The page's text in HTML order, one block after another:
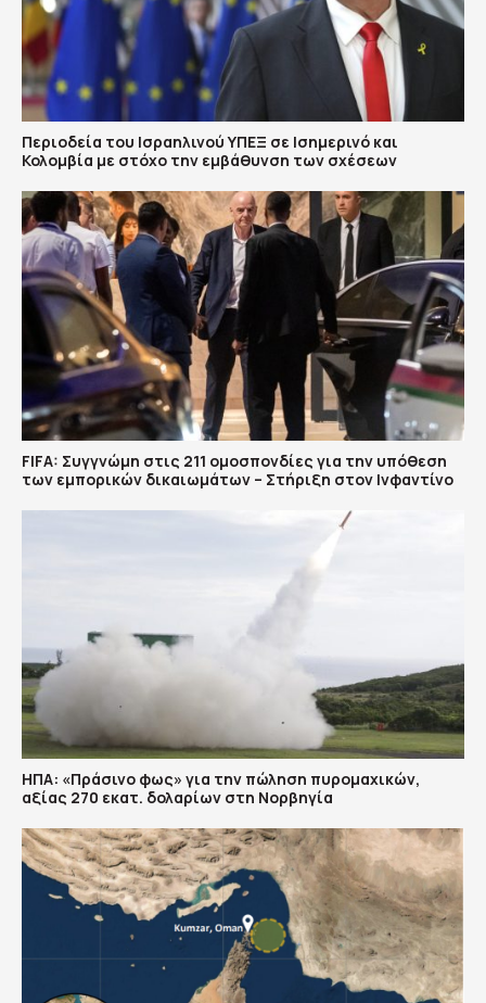
Περιοδεία του Ισραηλινού ΥΠΕΞ σε Ισημερινό και
Κολομβία με στόχο την εμβάθυνση των σχέσεων
FIFA: Συγγνώμη στις 211 ομοσπονδίες για την υπόθεση
των εμπορικών δικαιωμάτων – Στήριξη στον Ινφαντίνο
ΗΠΑ: «Πράσινο φως» για την πώληση πυρομαχικών,
αξίας 270 εκατ. δολαρίων στη Νορβηγία